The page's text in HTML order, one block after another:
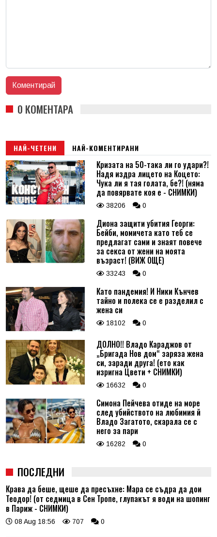
0 КОМЕНТАРА
НАЙ-ЧЕТЕНИ НАЙ-КОМЕНТИРАНИ
Кризата на 50-така ли го удари?!
Надя издра лицето на Коцето:
Чука ли я тая голата, бе?! (няма
да повярвате коя е - СНИМКИ)
38206 0
Диона защити убития Георги:
Бейби, момичета като теб се
предлагат сами и знаят повече
за секса от жени на моята
възраст! (ВИЖ ОЩЕ)
33243 0
Като пандемия! И Ники Кънчев
тайно и полека се е разделил с
жена си
18102 0
ДОЛНО!! Владо Караджов от
„Бригада Нов дом“ заряза жена
си, заради друга! (ето как
изригна Цвети + СНИМКИ)
16632 0
Симона Пейчева отиде на море
след убийството на любимия й
Владо Загатото, скарала се с
него за пари
16282 0
ПОСЛЕДНИ
Крава да беше, щеше да пресъхне: Мара се съдра да дои
Теодор! (от седмица в Сен Тропе, глупакът я води на шопинг
в Париж - СНИМКИ)
08 Aug 18:56 707 0